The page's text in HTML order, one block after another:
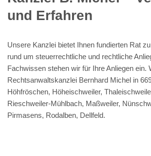
und Erfahren
Unsere Kanzlei bietet Ihnen fundierten Rat
rund um steuerrechtliche und rechtliche
Fachwissen stehen wir für Ihre Anliegen ein.
Rechtsanwaltskanzlei Bernhard Michel in
Höhfröschen, Höheischweiler,
Rieschweiler-Mühlbach, Maßweiler,
Pirmasens, Rodalben, Dellfeld.